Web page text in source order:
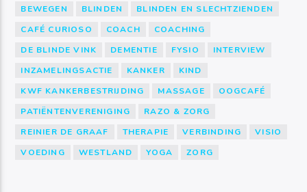
BEWEGEN BLINDEN
BLINDEN EN SLECHTZIENDEN
CAFÉ CURIOSO
COACH
COACHING
DE BLINDE VINK
DEMENTIE FYSIO
INTERVIEW
INZAMELINGSACTIE
KANKER
KIND
KWF KANKERBESTRIJDING
MASSAGE
OOGCAFÉ
PATIËNTENVERENIGING
RAZO & ZORG
REINIER DE GRAAF
THERAPIE VERBINDING
VISIO
VOEDING
WESTLAND YOGA ZORG